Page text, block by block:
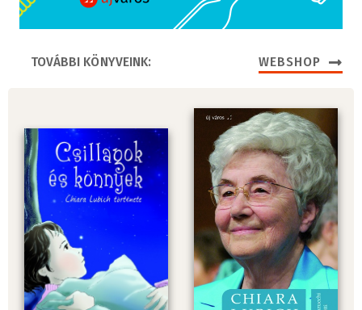
TOVÁBBI KÖNYVEINK: WEBSHOP